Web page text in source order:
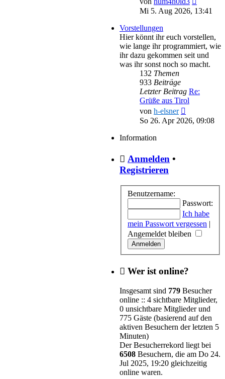
Beitrag
Mi 5. Aug 2026, 13:41
Vorstellungen
Hier könnt ihr euch vorstellen,
wie lange ihr programmiert, wie
ihr dazu gekommen seit und
was ihr sonst noch so macht.
132 Themen
933 Beiträge
Letzter Beitrag Re:
Grüße aus Tirol
von h-elsner
Beitrag
So 26. Apr 2026, 09:08
Information
Anmelden •
Registrieren
Benutzername:
Passwort:
Ich habe
mein Passwort vergessen |
Angemeldet bleiben
Wer ist online?
Insgesamt sind 779 Besucher
online :: 4 sichtbare Mitglieder,
0 unsichtbare Mitglieder und
775 Gäste (basierend auf den
aktiven Besuchern der letzten 5
Minuten)
Der Besucherrekord liegt bei
6508 Besuchern, die am Do 24.
Jul 2025, 19:20 gleichzeitig
online waren.